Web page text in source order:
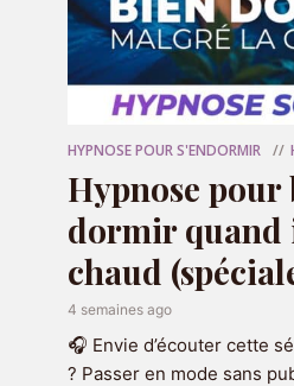
Commenter
Nom*
E-mail *
HYPNOSE POUR S'ENDORMIR
Hypnose pour
dormir
chaud
4 semaines ago
🎧 Envie d’écouter cette
? Passer en mode sans